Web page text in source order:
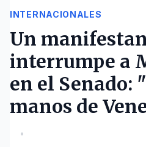
INTERNACIONALES
Un
interrumpe a
en el Senado:
manos de
•